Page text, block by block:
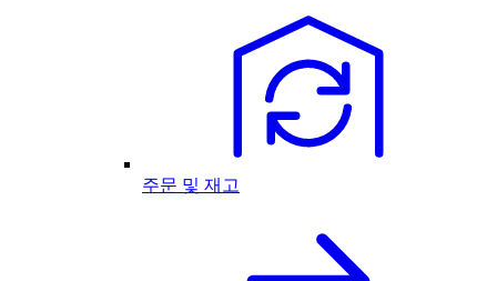
주문 및 재고